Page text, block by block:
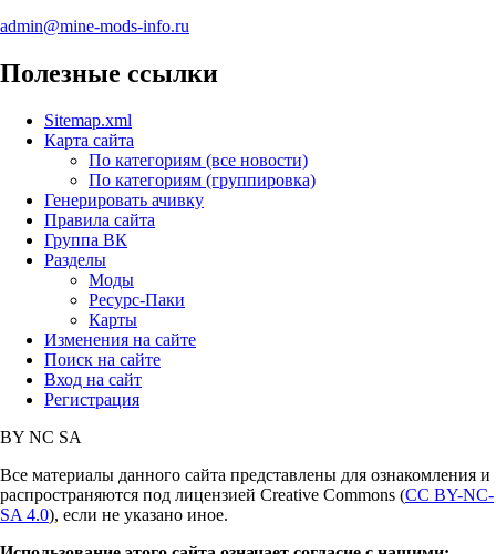
admin@mine-mods-info.ru
Полезные ссылки
Sitemap.xml
Карта сайта
По категориям (все новости)
По категориям (группировка)
Генерировать ачивку
Правила сайта
Группа ВК
Разделы
Моды
Ресурс-Паки
Карты
Изменения на сайте
Поиск на сайте
Вход на сайт
Регистрация
BY NC SA
Все материалы данного сайта представлены для ознакомления и
распространяются под лицензией Creative Commons (CC BY-NC-
SA 4.0), если не указано иное.